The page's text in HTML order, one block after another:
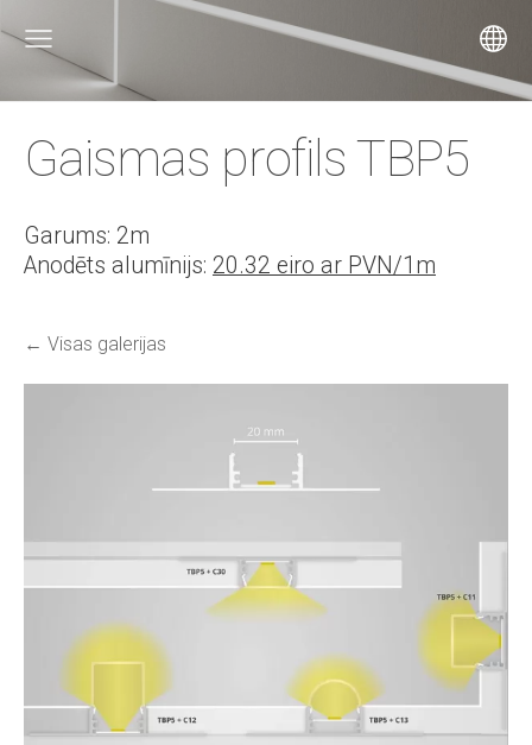
Gaismas profils TBP5
Garums: 2m
Anodēts alumīnijs: 20.32 eiro ar PVN/1m
Visas galerijas